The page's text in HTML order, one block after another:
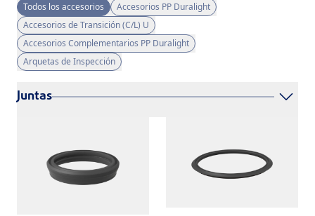
Todos los accesorios
Accesorios PP Duralight
Accesorios de Transición (C/L) U
Accesorios Complementarios PP Duralight
Arquetas de Inspección
Juntas